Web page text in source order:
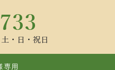
サイト「バニリ
専用